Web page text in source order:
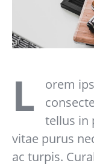
L
orem
tellus in
vitae purus
ac turpis.